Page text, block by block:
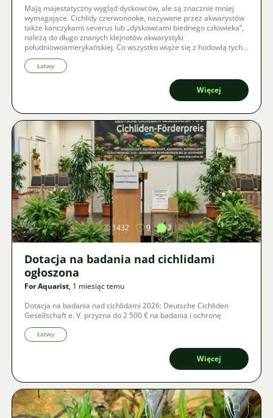
Mają majestatyczny wygląd dyskowców, ale są znacznie mniej
wymagające. Cichlidy czerwonooke, nazywane przez akwarystów
także kanczykami severus lub „dyskowcami biednego człowieka”,
należą do długo znanych klejnotów akwarystyki
południowoamerykańskiej. Co wszystko wiąże się z hodowlą tych
fascynujących, ciekawskich olbrzymów, jak urządzić im zbiornik
bez ryzyka zniszczonych roślin i jakie nietypowe warianty
kolorystyczne dziś rządzą światem akwariów?
Łatwy
Więcej
Zdjęcie
1432 9 2
Dotacja na badania nad cichlidami
ogłoszona
For Aquarist, 1 miesiąc temu
Dotacja na badania nad cichlidami 2026: Deutsche Cichliden
Gesellschaft e. V. przyzna do 2 500 € na badania i ochronę
Łatwy
Więcej